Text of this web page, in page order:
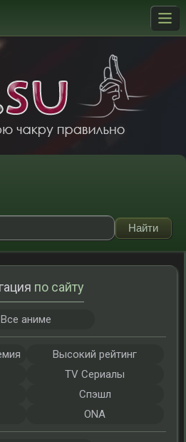
по сайту
Все аниме
Высокий рейтинг
TV Сериалы
Спэшл
ONA